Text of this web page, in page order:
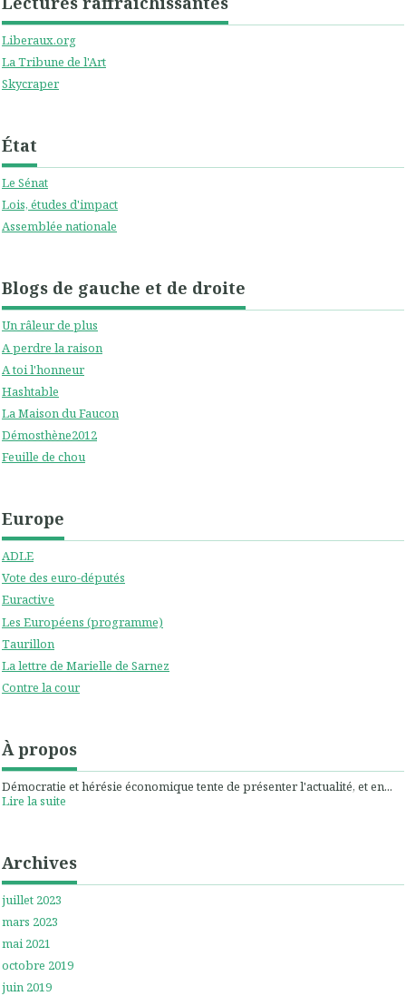
Liberaux.org
La Tribune de l'Art
Skycraper
État
Le Sénat
Lois, études d'impact
Assemblée nationale
Blogs de gauche et de droite
Un râleur de plus
A perdre la raison
A toi l'honneur
Hashtable
La Maison du Faucon
Démosthène2012
Feuille de chou
Europe
ADLE
Vote des euro-députés
Euractive
Les Européens (programme)
Taurillon
La lettre de Marielle de Sarnez
Contre la cour
À propos
Démocratie et hérésie économique tente de présenter l'actualité, et en...
Lire la suite
Archives
juillet 2023
mars 2023
mai 2021
octobre 2019
juin 2019